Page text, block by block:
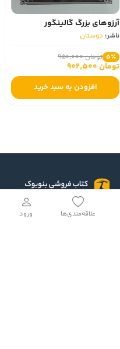
ورود علاقه‌مندی‌ها
آرزوهای بزرگ گالینگور
ناشر: دوستان
5٪ تومان 950,000
تومان 902,500
افزودن به سبد خرید